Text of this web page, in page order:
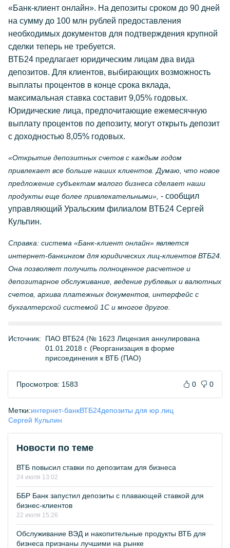
«Банк-клиент онлайн». На депозиты сроком до 90 дней
на сумму до 100 млн рублей предоставления
необходимых документов для подтверждения крупной
сделки теперь не требуется.
ВТБ24 предлагает юридическим лицам два вида
депозитов. Для клиентов, выбирающих возможность
выплаты процентов в конце срока вклада,
максимальная ставка составит 9,05% годовых.
Юридические лица, предпочитающие ежемесячную
выплату процентов по депозиту, могут открыть депозит
с доходностью 8,05% годовых.
«Открытие депозитных счетов с каждым годом
привлекает все больше наших клиентов. Думаю, что новое
предложение субъектам малого бизнеса сделает наши
продукты еще более привлекательными», - сообщил
управляющий Уральским филиалом ВТБ24 Сергей
Кульпин.
Справка: система «Банк-клиент онлайн» является
интернет-банкингом для юридических лиц-клиентов ВТБ24.
Она позволяет получить полноценное расчетное и
депозитарное обслуживание, ведение рублевых и валютных
счетов, архива платежных документов, интерфейс с
бухгалтерской системой 1С и многое другое.
Источник:
ПАО ВТБ24 (№ 1623 Лицензия аннулирована
01.01.2018 г. (Реорганизация в форме
присоединения к ВТБ (ПАО)
Просмотров: 1583 0 0
Метки:интернет-банкВТБ24депозиты для юр.лиц
Сергей Кульпин
Новости по теме
ВТБ повысил ставки по депозитам для бизнеса
24 июля 13:02
ББР Банк запустил депозиты с плавающей ставкой для
бизнес-клиентов
22 июля 15:26
Обслуживание ВЭД и накопительные продукты ВТБ для
бизнеса признаны лучшими на рынке